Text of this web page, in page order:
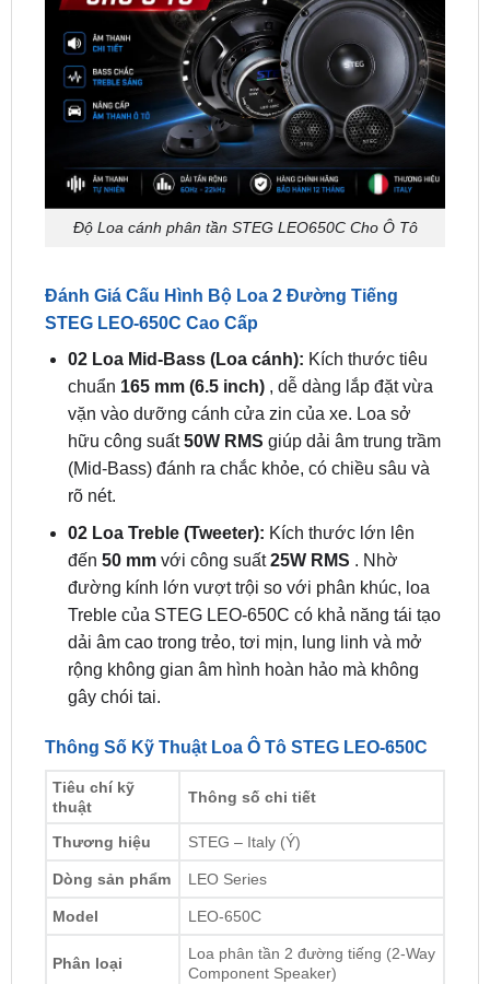
Độ Loa cánh phân tần STEG LEO650C Cho Ô Tô
Đánh Giá Cấu Hình Bộ Loa 2 Đường Tiếng
02 Loa Mid-Bass (Loa cánh):Kích thước tiêu
chuẩn165 mm (6.5 inch)
vặn vào dưỡng cánh cửa zin của xe. Loa sở
hữu công suất50W RMS
giúp dải âm trung trầm
(Mid-Bass) đánh ra chắc khỏe, có chiều sâu và
rõ nét.
02 Loa Treble (Tweeter):Kích thước lớn lên
đến50 mm
đường kính lớn vượt trội so với phân khúc, loa
Treble của STEG LEO-650C có khả năng tái tạo
dải âm cao trong trẻo, tơi mịn, lung linh và mở
rộng không gian âm hình hoàn hảo mà không
gây chói tai.
Thông Số Kỹ Thuật Loa Ô Tô STEG LEO-650C
thuật
Thông số chi tiết
Thương hiệu
Component Speaker)
Mid-Bass
165 mm (6.5 inch)